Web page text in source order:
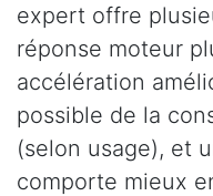
expert offre
réponse moteur
accélération
possible de la
(selon usage), et
comporte mieux